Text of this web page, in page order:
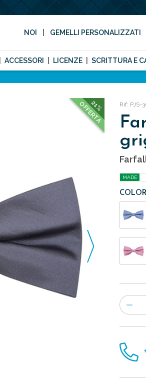
NOI GEMELLI PERSONALIZZATI
ACCESSORI LICENZE SCRITTURA E
21%
OFFERTA Rif: PJS-
MADE
Numero
di
articoli